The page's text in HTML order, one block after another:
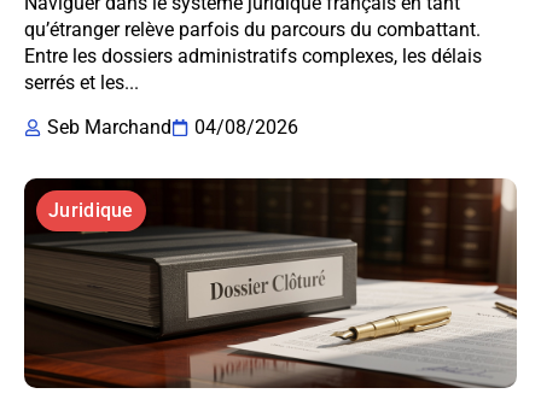
qu’étranger relève parfois du parcours du combattant.
Entre les dossiers administratifs complexes, les délais
serrés et les...
Seb Marchand
04/08/2026
Juridique